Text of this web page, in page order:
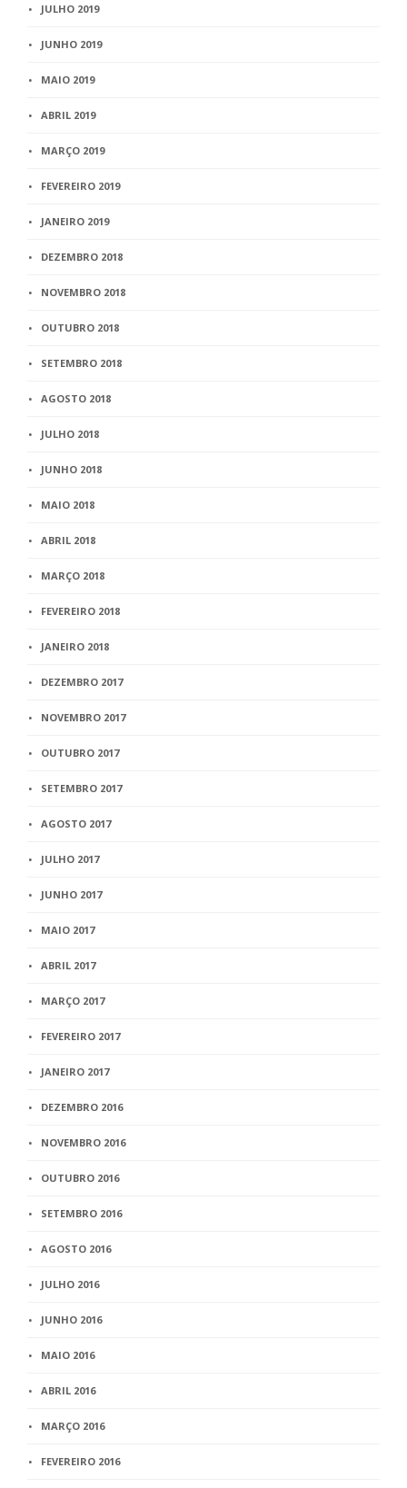
JULHO 2019
JUNHO 2019
MAIO 2019
ABRIL 2019
MARÇO 2019
FEVEREIRO 2019
JANEIRO 2019
DEZEMBRO 2018
NOVEMBRO 2018
OUTUBRO 2018
SETEMBRO 2018
AGOSTO 2018
JULHO 2018
JUNHO 2018
MAIO 2018
ABRIL 2018
MARÇO 2018
FEVEREIRO 2018
JANEIRO 2018
DEZEMBRO 2017
NOVEMBRO 2017
OUTUBRO 2017
SETEMBRO 2017
AGOSTO 2017
JULHO 2017
JUNHO 2017
MAIO 2017
ABRIL 2017
MARÇO 2017
FEVEREIRO 2017
JANEIRO 2017
DEZEMBRO 2016
NOVEMBRO 2016
OUTUBRO 2016
SETEMBRO 2016
AGOSTO 2016
JULHO 2016
JUNHO 2016
MAIO 2016
ABRIL 2016
MARÇO 2016
FEVEREIRO 2016